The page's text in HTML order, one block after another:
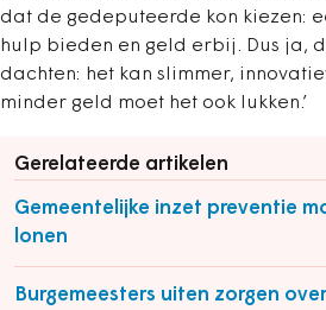
dat de gedeputeerde kon kiezen:
hulp bieden en geld erbij. Dus ja,
dachten: het kan slimmer,
minder geld moet het ook lukken.’
Gerelateerde artikelen
Gemeentelijke inzet preventie
lonen
Burgemeesters uiten zorgen